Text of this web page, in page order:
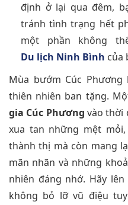
định ở lại qua đêm,
tránh tình trạng hết
một phần không
Du lịch Ninh Bình của
Mùa bướm Cúc
thiên nhiên ban tặng.
gia Cúc Phương vào thời
xua tan những mệt
thành thị mà còn mang
mãn nhãn và những
nhiên đáng nhớ. Hãy
không bỏ lỡ vũ điệu